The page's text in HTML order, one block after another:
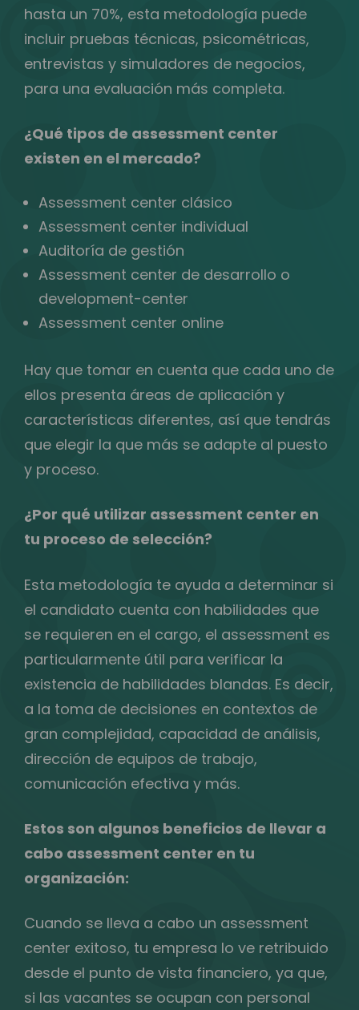
hasta un 70%, esta metodología puede
incluir pruebas técnicas, psicométricas,
entrevistas y simuladores de negocios,
para una evaluación más completa.
¿Qué tipos de assessment center
existen en el mercado?
Assessment center clásico
Assessment center individual
Auditoría de gestión
Assessment center de desarrollo o
development-center
Assessment center online
Hay que tomar en cuenta que cada uno de
ellos presenta áreas de aplicación y
características diferentes, así que tendrás
que elegir la que más se adapte al puesto
y proceso.
¿Por qué utilizar assessment center en
tu proceso de selección?
Esta metodología te ayuda a determinar si
el candidato cuenta con habilidades que
se requieren en el cargo, el assessment es
particularmente útil para verificar la
existencia de habilidades blandas. Es decir,
a la toma de decisiones en contextos de
gran complejidad, capacidad de análisis,
dirección de equipos de trabajo,
comunicación efectiva y más.
Estos son algunos beneficios de llevar a
cabo assessment center en tu
organización:
Cuando se lleva a cabo un assessment
center exitoso, tu empresa lo ve retribuido
desde el punto de vista financiero, ya que,
si las vacantes se ocupan con personal